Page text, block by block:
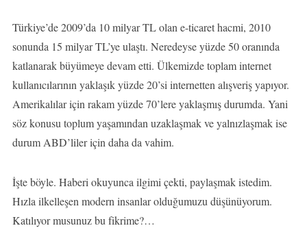
Türkiye’de 2009’da 10 milyar TL olan e-ticaret hacmi, 2010
sonunda 15 milyar TL’ye ulaştı. Neredeyse yüzde 50 oranında
katlanarak büyümeye devam etti. Ülkemizde toplam internet
kullanıcılarının yaklaşık yüzde 20’si internetten alışveriş yapıyor.
Amerikalılar için rakam yüzde 70’lere yaklaşmış durumda. Yani
söz konusu toplum yaşamından uzaklaşmak ve yalnızlaşmak ise
durum ABD’liler için daha da vahim.
İşte böyle. Haberi okuyunca ilgimi çekti, paylaşmak istedim.
Hızla ilkelleşen modern insanlar olduğumuzu düşünüyorum.
Katılıyor musunuz bu fikrime?…